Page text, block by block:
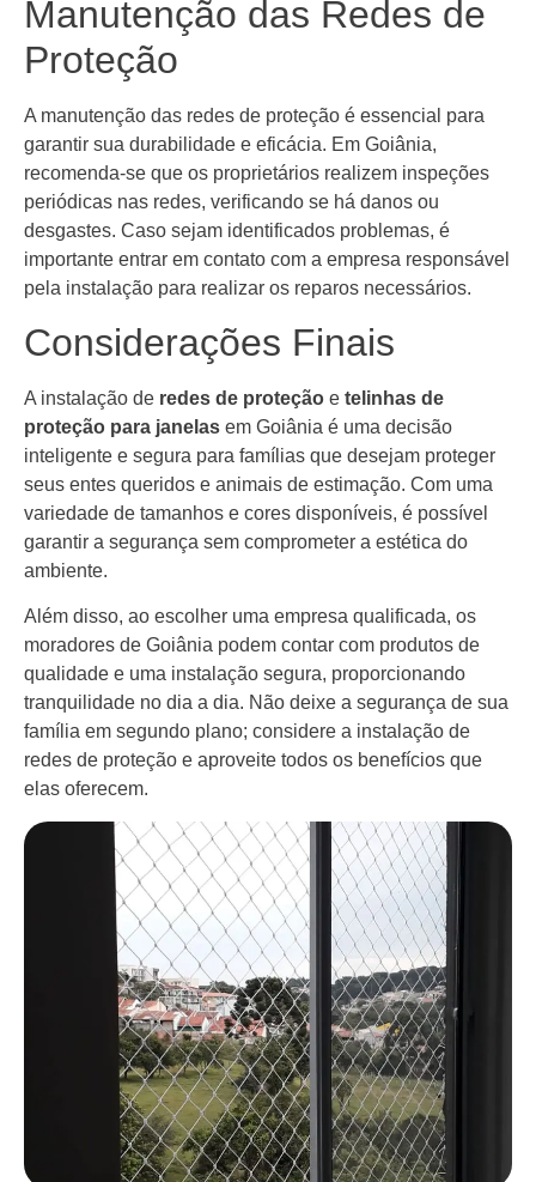
Manutenção das Redes de
Proteção
A manutenção das redes de proteção é essencial para
garantir sua durabilidade e eficácia. Em Goiânia,
recomenda-se que os proprietários realizem inspeções
periódicas nas redes, verificando se há danos ou
desgastes. Caso sejam identificados problemas, é
importante entrar em contato com a empresa responsável
pela instalação para realizar os reparos necessários.
Considerações Finais
A instalação de redes de proteção e telinhas de
proteção para janelas em Goiânia é uma decisão
inteligente e segura para famílias que desejam proteger
seus entes queridos e animais de estimação. Com uma
variedade de tamanhos e cores disponíveis, é possível
garantir a segurança sem comprometer a estética do
ambiente.
Além disso, ao escolher uma empresa qualificada, os
moradores de Goiânia podem contar com produtos de
qualidade e uma instalação segura, proporcionando
tranquilidade no dia a dia. Não deixe a segurança de sua
família em segundo plano; considere a instalação de
redes de proteção e aproveite todos os benefícios que
elas oferecem.